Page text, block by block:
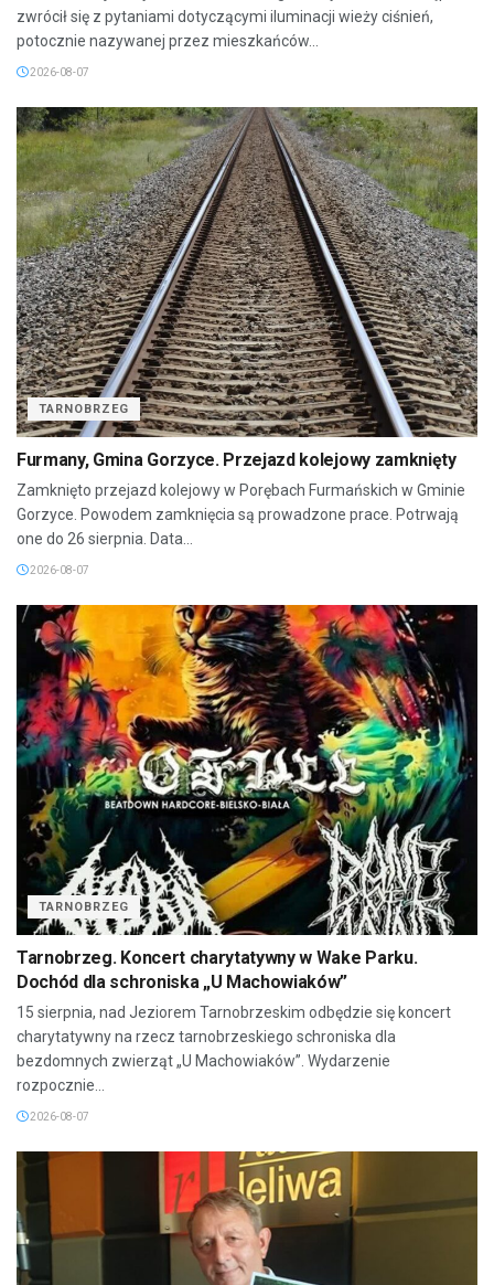
zwrócił się z pytaniami dotyczącymi iluminacji wieży ciśnień,
potocznie nazywanej przez mieszkańców...
2026-08-07
TARNOBRZEG
Furmany, Gmina Gorzyce. Przejazd kolejowy zamknięty
Zamknięto przejazd kolejowy w Porębach Furmańskich w Gminie
Gorzyce. Powodem zamknięcia są prowadzone prace. Potrwają
one do 26 sierpnia. Data...
2026-08-07
TARNOBRZEG
Tarnobrzeg. Koncert charytatywny w Wake Parku.
Dochód dla schroniska „U Machowiaków”
15 sierpnia, nad Jeziorem Tarnobrzeskim odbędzie się koncert
charytatywny na rzecz tarnobrzeskiego schroniska dla
bezdomnych zwierząt „U Machowiaków”. Wydarzenie
rozpocznie...
2026-08-07